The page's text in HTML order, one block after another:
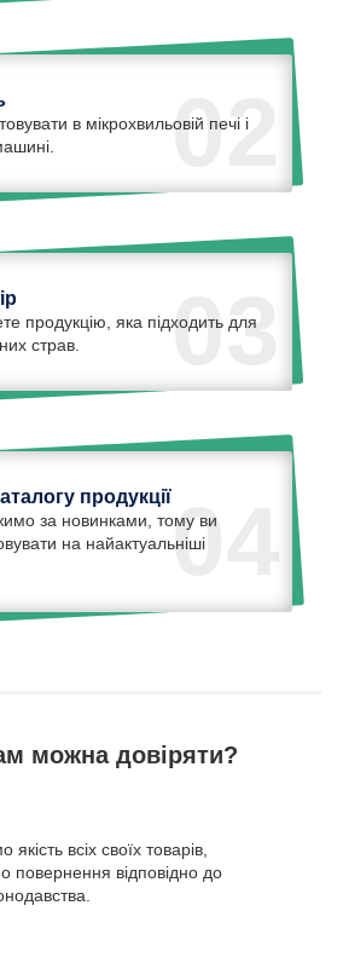
02
в мікрохвильовій печі і
03
продукцію, яка підходить для
страв.
04
продукції
за новинками, тому ви
на найактуальніші
можна довіряти?
якість всіх своїх товарів,
повернення відповідно до